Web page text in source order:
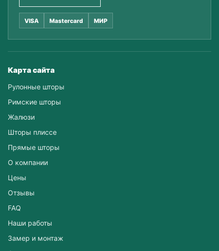
VISA Mastercard МИР
Карта сайта
Рулонные шторы
Римские шторы
Жалюзи
Шторы плиссе
Прямые шторы
О компании
Цены
Отзывы
FAQ
Наши работы
Замер и монтаж